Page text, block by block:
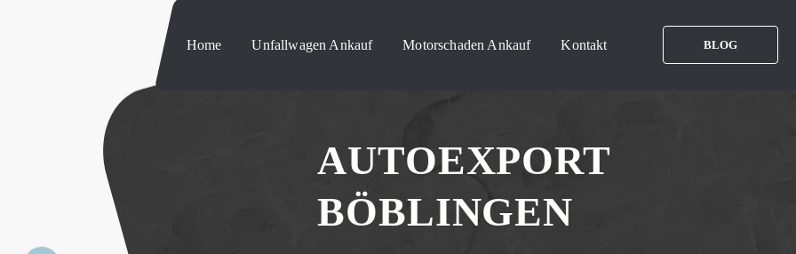
Home Unfallwagen Ankauf Motorschaden Ankauf Kontakt BLOG
AUTOEXPORT
BÖBLINGEN